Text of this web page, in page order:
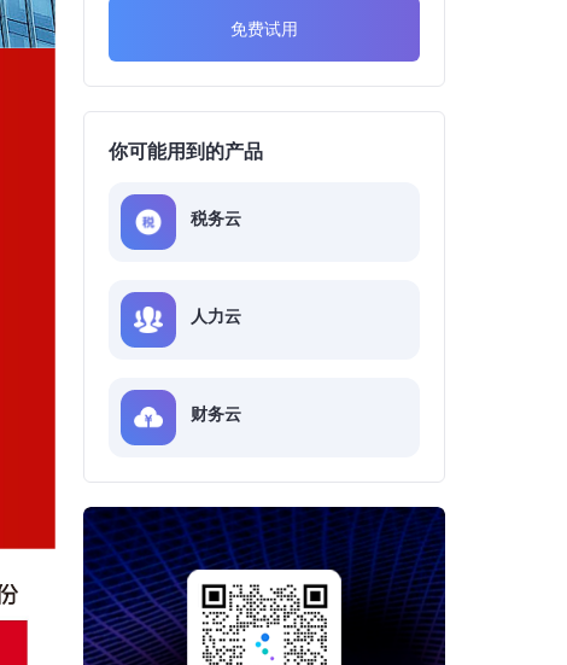
免费试用
你可能用到的产品
税务云
人力云
财务云